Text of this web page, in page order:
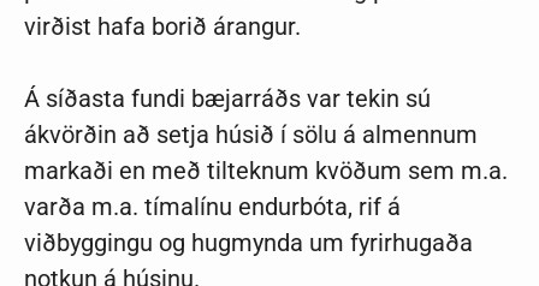
virðist hafa borið árangur.
Á síðasta fundi bæjarráðs var tekin sú
ákvörðin að setja húsið í sölu á almennum
markaði en með tilteknum kvöðum sem m.a.
varða m.a. tímalínu endurbóta, rif á
viðbyggingu og hugmynda um fyrirhugaða
notkun á húsinu.